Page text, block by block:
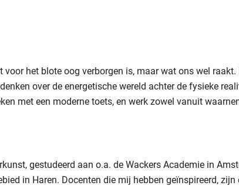
voor het blote oog verborgen is, maar wat ons wel
over de energetische wereld achter de fysieke
met een moderne toets, en werk zowel vanuit
gestudeerd aan o.a. de Wackers Academie in
in Haren. Docenten die mij hebben geïnspireerd, zijn